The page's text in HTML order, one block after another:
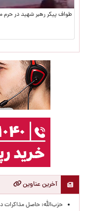
طواف پیکر رهبر شهید در حرم
آخرین عناوین
حزب‌الله: حاصل مذاکرات